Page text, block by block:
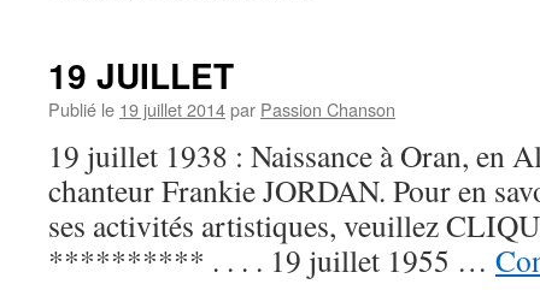
19 JUILLET
Publié le 19 juillet 2014par Passion Chanson
19 juillet 1938 : Naissance à Oran, en
chanteur Frankie JORDAN. Pour en
ses activités artistiques, veuillez
********** . . . . 19 juillet 1955 …